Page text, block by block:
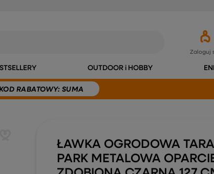
Zaloguj
OUTDOOR i HOBBY
RABATOWY: SUMA
ŁAWKA OGRODOWA
PARK METALOWA